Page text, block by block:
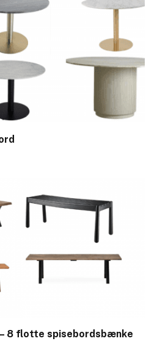
8 flotte spisebordsbænke